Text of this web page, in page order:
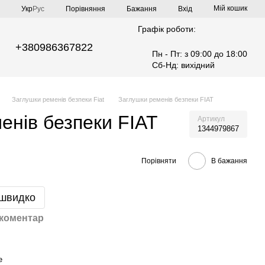
УкрРус Порівняння Бажання Вхід Мій кошик
+380986367822
Графік роботи:
Пн - Пт: з 09:00 до 18:00
Сб-Нд: вихідний
Заглушки ременів безпеки Fiat Заглушки ременів безпеки FIAT
безпеки FIAT Артикул
1344979867
Порівняти В бажання